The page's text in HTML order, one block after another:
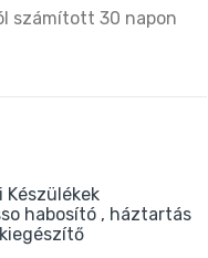
számított 30 napon
Készülékek
habosító
háztartás